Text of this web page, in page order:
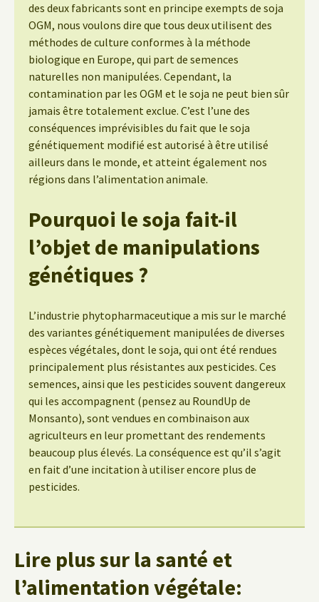
des deux fabricants sont en principe exempts de soja
OGM, nous voulons dire que tous deux utilisent des
méthodes de culture conformes à la méthode
biologique en Europe, qui part de semences
naturelles non manipulées. Cependant, la
contamination par les OGM et le soja ne peut bien sûr
jamais être totalement exclue. C’est l’une des
conséquences imprévisibles du fait que le soja
génétiquement modifié est autorisé à être utilisé
ailleurs dans le monde, et atteint également nos
régions dans l’alimentation animale.
Pourquoi le soja fait-il
l’objet de manipulations
génétiques ?
L’industrie phytopharmaceutique a mis sur le marché
des variantes génétiquement manipulées de diverses
espèces végétales, dont le soja, qui ont été rendues
principalement plus résistantes aux pesticides. Ces
semences, ainsi que les pesticides souvent dangereux
qui les accompagnent (pensez au RoundUp de
Monsanto), sont vendues en combinaison aux
agriculteurs en leur promettant des rendements
beaucoup plus élevés. La conséquence est qu’il s’agit
en fait d’une incitation à utiliser encore plus de
pesticides.
Lire plus sur la santé et
l’alimentation végétale: